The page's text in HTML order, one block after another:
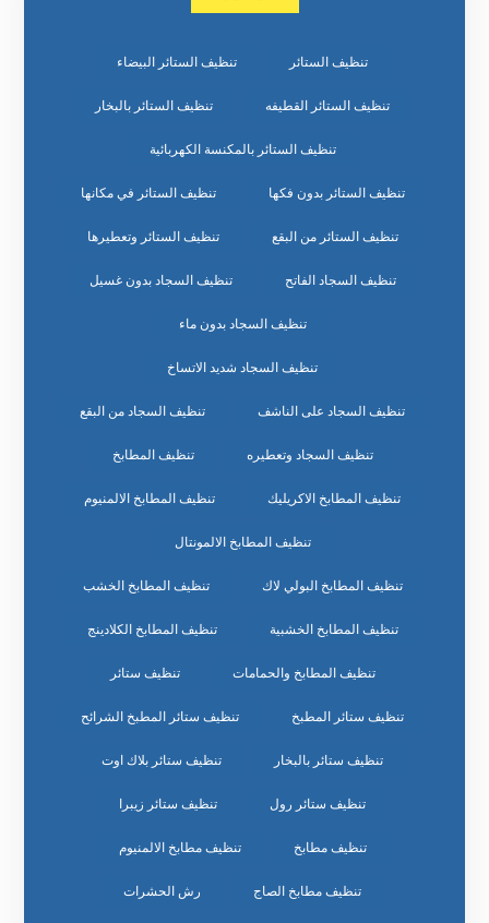
تنظيف الستائر تنظيف الستائر البيضاء
تنظيف الستائر القطيفه تنظيف الستائر بالبخار
تنظيف الستائر بالمكنسة الكهربائية
تنظيف الستائر بدون فكها تنظيف الستائر في مكانها
تنظيف الستائر من البقع تنظيف الستائر وتعطيرها
تنظيف السجاد الفاتح تنظيف السجاد بدون غسيل
تنظيف السجاد بدون ماء
تنظيف السجاد شديد الاتساخ
تنظيف السجاد على الناشف تنظيف السجاد من البقع
تنظيف السجاد وتعطيره تنظيف المطابخ
تنظيف المطابخ الاكريليك تنظيف المطابخ الالمنيوم
تنظيف المطابخ الالمونتال
تنظيف المطابخ البولي لاك تنظيف المطابخ الخشب
تنظيف المطابخ الخشبية تنظيف المطابخ الكلادينج
تنظيف المطابخ والحمامات تنظيف ستائر
تنظيف ستائر المطبخ تنظيف ستائر المطبخ الشرائح
تنظيف ستائر بالبخار تنظيف ستائر بلاك اوت
تنظيف ستائر رول تنظيف ستائر زيبرا
تنظيف مطابخ تنظيف مطابخ الالمنيوم
تنظيف مطابخ الصاج رش الحشرات